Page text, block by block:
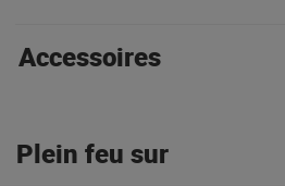
Accessoires
Plein feu sur